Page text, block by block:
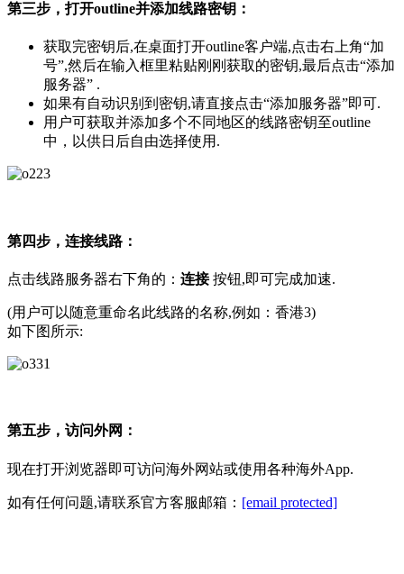
第三步，打开outline并添加线路密钥：
获取完密钥后,在桌面打开outline客户端,点击右上角“加
号”,然后在输入框里粘贴刚刚获取的密钥,最后点击“添加
服务器” .
如果有自动识别到密钥,请直接点击“添加服务器”即可.
用户可获取并添加多个不同地区的线路密钥至outline
中，以供日后自由选择使用.
第四步，连接线路：
点击线路服务器右下角的： 连接按钮,即可完成加速.
(用户可以随意重命名此线路的名称,例如：香港3)
如下图所示:
第五步，访问外网：
现在打开浏览器即可访问海外网站或使用各种海外App.
如有任何问题,请联系官方客服邮箱： [email protected]